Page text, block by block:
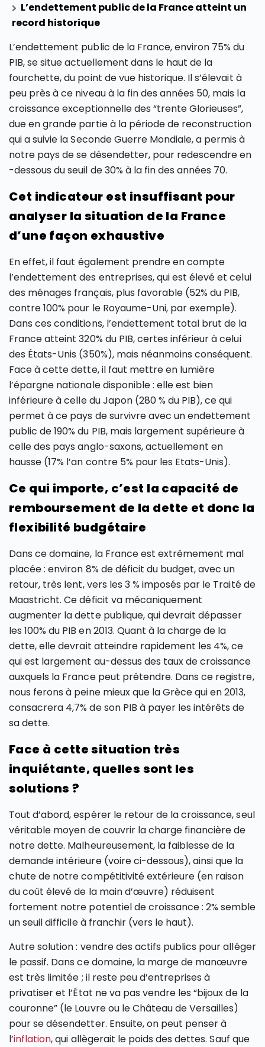
L’endettement public de la France atteint un
record historique
L’endettement public de la France, environ 75% du
PIB, se situe actuellement dans le haut de la
fourchette, du point de vue historique. Il s’élevait à
peu près à ce niveau à la fin des années 50, mais la
croissance exceptionnelle des “trente Glorieuses”,
due en grande partie à la période de reconstruction
qui a suivie la Seconde Guerre Mondiale, a permis à
notre pays de se désendetter, pour redescendre en
-dessous du seuil de 30% à la fin des années 70.
Cet indicateur est insuffisant pour
analyser la situation de la France
d’une façon exhaustive
En effet, il faut également prendre en compte
l’endettement des entreprises, qui est élevé et celui
des ménages français, plus favorable (52% du PIB,
contre 100% pour le Royaume-Uni, par exemple).
Dans ces conditions, l’endettement total brut de la
France atteint 320% du PIB, certes inférieur à celui
des États-Unis (350%), mais néanmoins conséquent.
Face à cette dette, il faut mettre en lumière
l’épargne nationale disponible : elle est bien
inférieure à celle du Japon (280 % du PIB), ce qui
permet à ce pays de survivre avec un endettement
public de 190% du PIB, mais largement supérieure à
celle des pays anglo-saxons, actuellement en
hausse (17% l’an contre 5% pour les Etats-Unis).
Ce qui importe, c’est la capacité de
remboursement de la dette et donc la
flexibilité budgétaire
Dans ce domaine, la France est extrêmement mal
placée : environ 8% de déficit du budget, avec un
retour, très lent, vers les 3 % imposés par le Traité de
Maastricht. Ce déficit va mécaniquement
augmenter la dette publique, qui devrait dépasser
les 100% du PIB en 2013. Quant à la charge de la
dette, elle devrait atteindre rapidement les 4%, ce
qui est largement au-dessus des taux de croissance
auxquels la France peut prétendre. Dans ce registre,
nous ferons à peine mieux que la Grèce qui en 2013,
consacrera 4,7% de son PIB à payer les intérêts de
sa dette.
Face à cette situation très
inquiétante, quelles sont les
solutions ?
Tout d’abord, espérer le retour de la croissance, seul
véritable moyen de couvrir la charge financière de
notre dette. Malheureusement, la faiblesse de la
demande intérieure (voire ci-dessous), ainsi que la
chute de notre compétitivité extérieure (en raison
du coût élevé de la main d’œuvre) réduisent
fortement notre potentiel de croissance : 2% semble
un seuil difficile à franchir (vers le haut).
Autre solution : vendre des actifs publics pour alléger
le passif. Dans ce domaine, la marge de manœuvre
est très limitée ; il reste peu d’entreprises à
privatiser et l’État ne va pas vendre les “bijoux de la
couronne” (le Louvre ou le Château de Versailles)
pour se désendetter. Ensuite, on peut penser à
l’inflation, qui allègerait le poids des dettes. Sauf que